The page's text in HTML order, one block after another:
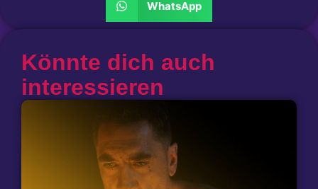
WhatsApp
Könnte dich auch
interessieren